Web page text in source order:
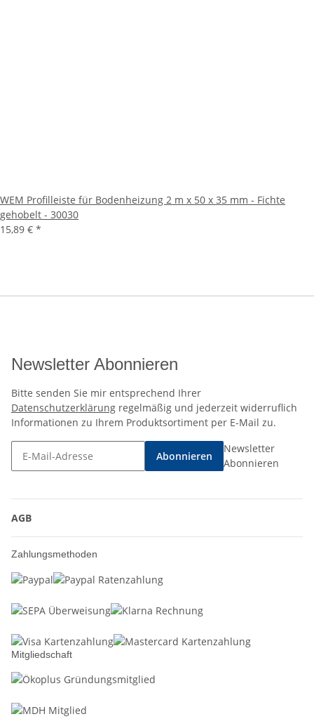
WEM Profilleiste für Bodenheizung 2 m x 50 x 35 mm - Fichte
gehobelt - 30030
15,89 € *
Newsletter Abonnieren
Bitte senden Sie mir entsprechend Ihrer
Datenschutzerklärung regelmäßig und jederzeit widerruflich
Informationen zu Ihrem Produktsortiment per E-Mail zu.
Abonnieren
Newsletter
Abonnieren
AGB
Zahlungsmethoden
Mitgliedschaft